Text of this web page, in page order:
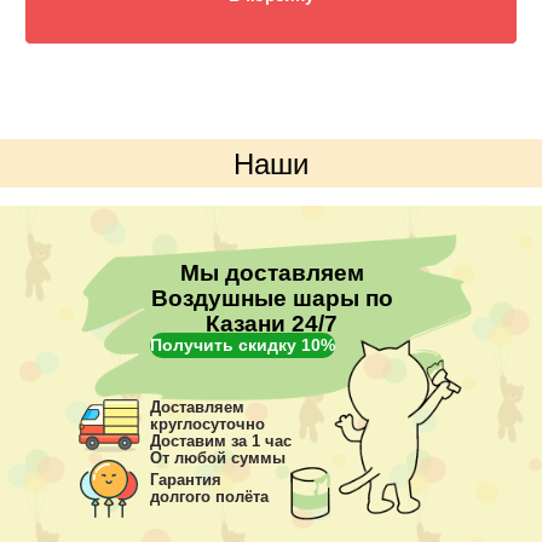
Наши
преимущества
Мы доставляем
Воздушные шары по
Казани 24/7
Получить скидку 10%
Доставляем
круглосуточно
Доставим за 1 час
От любой суммы
Гарантия
долгого полёта